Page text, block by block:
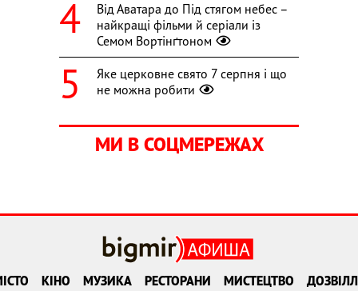
Від Аватара до Під стягом небес –
найкращі фільми й серіали із
Семом Вортінґтоном
Яке церковне свято 7 серпня і що
не можна робити
МИ В СОЦМЕРЕЖАХ
КІНО МУЗИКА РЕСТОРАНИ МИСТЕЦТВО